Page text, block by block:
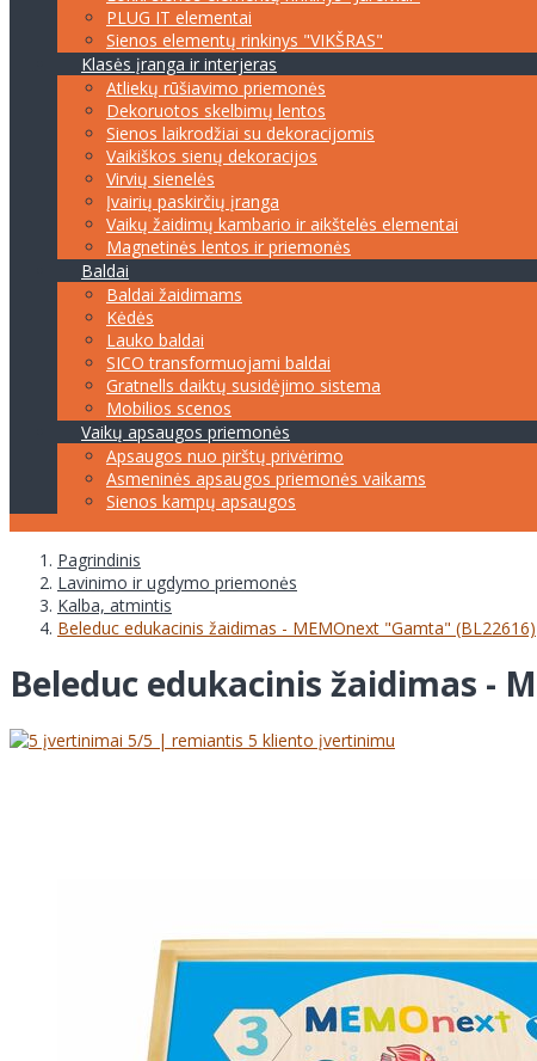
PLUG IT elementai
Sienos elementų rinkinys "VIKŠRAS"
Klasės įranga ir interjeras
Atliekų rūšiavimo priemonės
Dekoruotos skelbimų lentos
Sienos laikrodžiai su dekoracijomis
Vaikiškos sienų dekoracijos
Virvių sienelės
Įvairių paskirčių įranga
Vaikų žaidimų kambario ir aikštelės elementai
Magnetinės lentos ir priemonės
Baldai
Baldai žaidimams
Kėdės
Lauko baldai
SICO transformuojami baldai
Gratnells daiktų susidėjimo sistema
Mobilios scenos
Vaikų apsaugos priemonės
Apsaugos nuo pirštų privėrimo
Asmeninės apsaugos priemonės vaikams
Sienos kampų apsaugos
Pagrindinis
Lavinimo ir ugdymo priemonės
Kalba, atmintis
Beleduc edukacinis žaidimas - MEMOnext "Gamta" (BL22616)
Beleduc edukacinis žaidimas -
5/5 | remiantis 5 kliento įvertinimu